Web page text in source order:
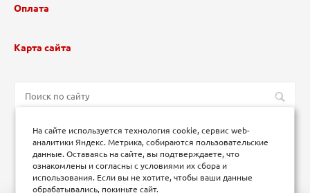
Оплата
Карта сайта
На сайте используется технология cookie, сервис web-
аналитики Яндекс. Метрика, собираются пользовательские
данные. Оставаясь на сайте, вы подтверждаете, что
ознакомлены и согласны с условиями их сбора и
использования. Если вы не хотите, чтобы ваши данные
обрабатывались, покиньте сайт.